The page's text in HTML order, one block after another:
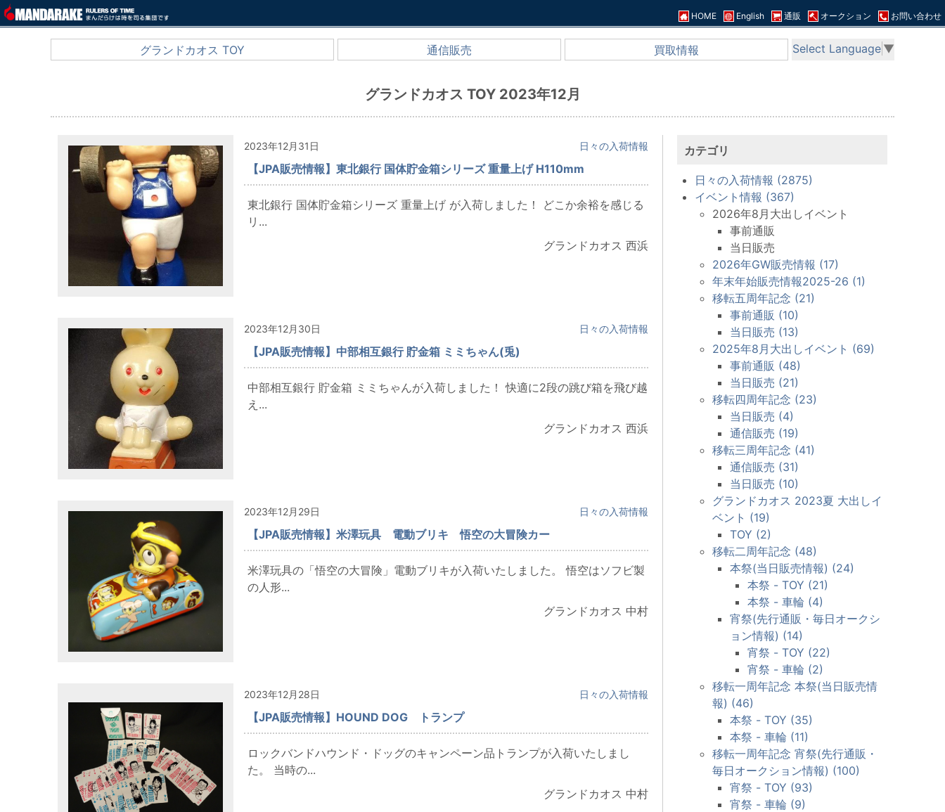
HOME English 通販 オークション お問い合わせ
グランドカオス TOY 通信販売 買取情報 Select Language ▼
グランドカオス TOY 2023年12月
2023年12月31日 日々の入荷情報
【JPA販売情報】東北銀行 国体貯金箱シリーズ 重量上げ H110mm
東北銀行 国体貯金箱シリーズ 重量上げ が入荷しました！ どこか余裕を感じる
リ...
グランドカオス 西浜
2023年12月30日 日々の入荷情報
【JPA販売情報】中部相互銀行 貯金箱 ミミちゃん(兎)
中部相互銀行 貯金箱 ミミちゃんが入荷しました！ 快適に2段の跳び箱を飛び越
え...
グランドカオス 西浜
2023年12月29日 日々の入荷情報
【JPA販売情報】米澤玩具 電動ブリキ 悟空の大冒険カー
米澤玩具の「悟空の大冒険」電動ブリキが入荷いたしました。 悟空はソフビ製
の人形...
グランドカオス 中村
2023年12月28日 日々の入荷情報
【JPA販売情報】HOUND DOG トランプ
ロックバンドハウンド・ドッグのキャンペーン品トランプが入荷いたしまし
た。 当時の...
グランドカオス 中村
カテゴリ
日々の入荷情報 (2875)
イベント情報 (367)
2026年8月大出しイベント
事前通販
当日販売
2026年GW販売情報 (17)
年末年始販売情報2025-26 (1)
移転五周年記念 (21)
事前通販 (10)
当日販売 (13)
2025年8月大出しイベント (69)
事前通販 (48)
当日販売 (21)
移転四周年記念 (23)
当日販売 (4)
通信販売 (19)
移転三周年記念 (41)
通信販売 (31)
当日販売 (10)
グランドカオス 2023夏 大出しイ
ベント (19)
TOY (2)
移転二周年記念 (48)
本祭(当日販売情報) (24)
本祭 - TOY (21)
本祭 - 車輪 (4)
宵祭(先行通販・毎日オークシ
ョン情報) (14)
宵祭 - TOY (22)
宵祭 - 車輪 (2)
移転一周年記念 本祭(当日販売情
報) (46)
本祭 - TOY (35)
本祭 - 車輪 (11)
移転一周年記念 宵祭(先行通販・
毎日オークション情報) (100)
宵祭 - TOY (93)
宵祭 - 車輪 (9)